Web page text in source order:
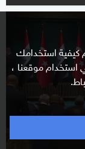
كيفية استخدامك
استخدام موقعنا ،